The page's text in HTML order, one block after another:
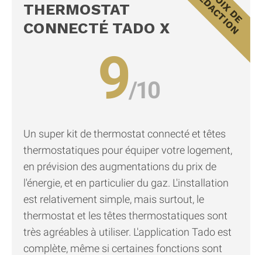
THERMOSTAT
CONNECTÉ TADO X
9
Un super kit de thermostat connecté et têtes
thermostatiques pour équiper votre logement,
en prévision des augmentations du prix de
l'énergie, et en particulier du gaz. L'installation
est relativement simple, mais surtout, le
thermostat et les têtes thermostatiques sont
très agréables à utiliser. L'application Tado est
complète, même si certaines fonctions sont